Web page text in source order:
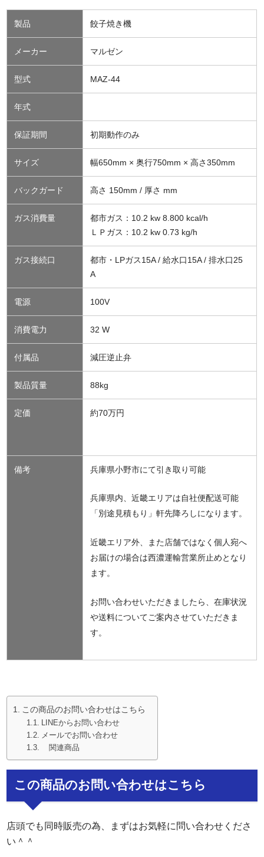
製品 餃子焼き機
メーカー マルゼン
型式 MAZ-44
年式
保証期間 初期動作のみ
サイズ 幅650mm × 奥行750mm × 高さ350mm
バックガード 高さ 150mm / 厚さ mm
ガス消費量
都市ガス：10.2 kw 8.800 kcal/h
ＬＰガス：10.2 kw 0.73 kg/h
ガス接続口
都市・LPガス15A / 給水口15A / 排水口25
A
電源 100V
消費電力 32 W
付属品 減圧逆止弁
製品質量 88kg
定価 約70万円
備考 兵庫県小野市にて引き取り可能
兵庫県内、近畿エリアは自社便配送可能
「別途見積もり」軒先降ろしになります。
近畿エリア外、また店舗ではなく個人宛へ
お届けの場合は西濃運輸営業所止めとなり
ます。
お問い合わせいただきましたら、在庫状況
や送料についてご案内させていただきま
す。
この商品のお問い合わせはこちら
LINEからお問い合わせ
メールでお問い合わせ
関連商品
この商品のお問い合わせはこちら
店頭でも同時販売の為、まずはお気軽に問い合わせくださ
い＾＾